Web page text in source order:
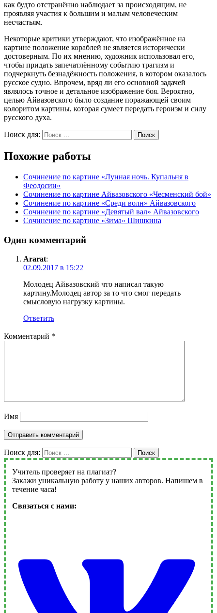
как будто отстранённо наблюдает за происходящим, не
проявляя участия к большим и малым человеческим
несчастьям.
Некоторые критики утверждают, что изображённое на
картине положение кораблей не является исторически
достоверным. По их мнению, художник использовал его,
чтобы придать запечатлённому событию трагизм и
подчеркнуть безнадёжность положения, в котором оказалось
русское судно. Впрочем, вряд ли его основной задачей
являлось точное и детальное изображение боя. Вероятно,
целью Айвазовского было создание поражающей своим
колоритом картины, которая сумеет передать героизм и силу
русского духа.
Поиск для: Поиск
Похожие работы
Сочинение по картине «Лунная ночь. Купальня в
Феодосии»
Сочинение по картине Айвазовского «Чесменский бой»
Сочинение по картине «Среди волн» Айвазовского
Сочинение по картине «Девятый вал» Айвазовского
Сочинение по картине «Зима» Шишкина
Один комментарий
Ararat:
02.09.2017 в 15:22
Молодец Айвазовский что написал такую
картину.Молодец автор за то что смог передать
смысловую нагрузку картины.
Ответить
Комментарий *
Имя
Поиск для: Поиск
Учитель проверяет на плагиат?
Закажи уникальную работу у наших авторов. Напишем в
течение часа!
Связаться с нами: